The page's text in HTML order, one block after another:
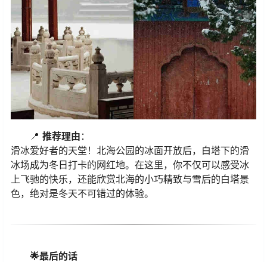
📍 推荐理由 ：
滑冰爱好者的天堂！北海公园的冰面开放后，白塔下的滑
冰场成为冬日打卡的网红地。在这里，你不仅可以感受冰
上飞驰的快乐，还能欣赏北海的小巧精致与雪后的白塔景
色，绝对是冬天不可错过的体验。
🌟最后的话